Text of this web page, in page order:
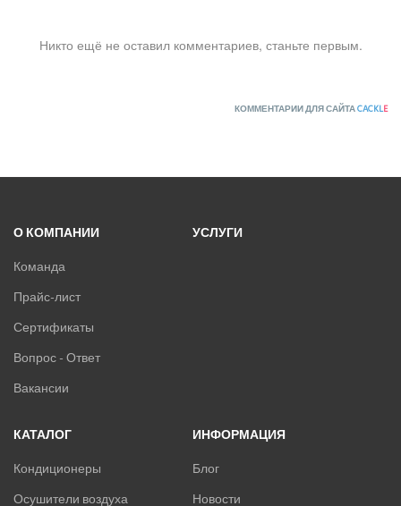
SHUFT
ОСУШИТЕЛИ ВОЗДУХА
VRF-СИСТЕМЫ
ЧИЛЛЕРЫ
ВИННЫЕ ХОЛОДИЛЬНИКИ И ШКАФЫ
ПРИТОЧНЫЕ ОЧИСТИТЕЛИ ВОЗДУХА, БРИЗЕРЫ
Никто ещё не оставил комментариев, станьте первым.
КОММЕНТАРИИ ДЛЯ САЙТАCACKLE
О КОМПАНИИ
Команда
Прайс-лист
Сертификаты
Вопрос - Ответ
Вакансии
УСЛУГИ
КАТАЛОГ
Кондиционеры
Осушители воздуха
ИНФОРМАЦИЯ
Блог
Новости